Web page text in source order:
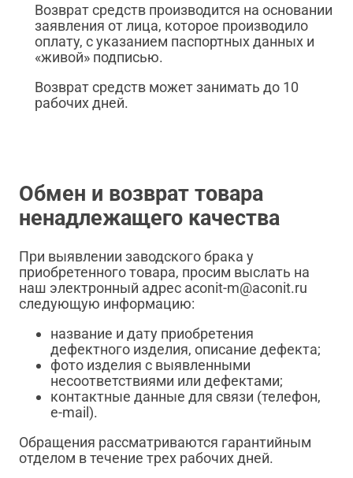
Возврат средств производится на основании
заявления от лица, которое производило
оплату, с указанием паспортных данных и
«живой» подписью.
Возврат средств может занимать до 10
рабочих дней.
Обмен и возврат товара
ненадлежащего качества
При выявлении заводского брака у
приобретенного товара, просим выслать на
наш электронный адрес aconit-m@aconit.ru
следующую информацию:
название и дату приобретения
дефектного изделия, описание дефекта;
фото изделия с выявленными
несоответствиями или дефектами;
контактные данные для связи (телефон,
e-mail).
Обращения рассматриваются гарантийным
отделом в течение трех рабочих дней.